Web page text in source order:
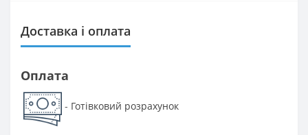
Доставка і оплата
Оплата
- Готівковий розрахунок